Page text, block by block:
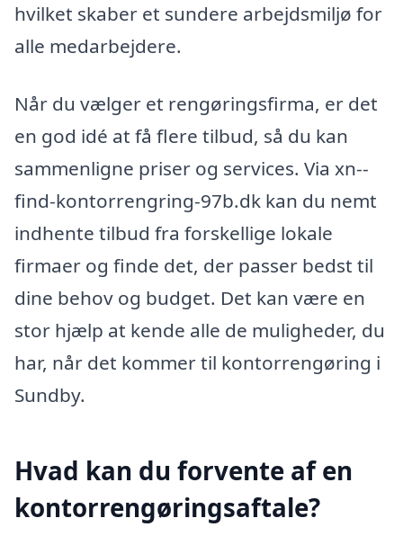
hvilket skaber et sundere arbejdsmiljø for
alle medarbejdere.
Når du vælger et rengøringsfirma, er det
en god idé at få flere tilbud, så du kan
sammenligne priser og services. Via xn--
find-kontorrengring-97b.dk kan du nemt
indhente tilbud fra forskellige lokale
firmaer og finde det, der passer bedst til
dine behov og budget. Det kan være en
stor hjælp at kende alle de muligheder, du
har, når det kommer til kontorrengøring i
Sundby.
Hvad kan du forvente af en
kontorrengøringsaftale?